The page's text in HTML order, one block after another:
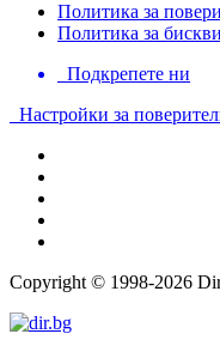
Политика за
Политика за
Подкрепете ни
Настройки за
Copyright © 1998-2026